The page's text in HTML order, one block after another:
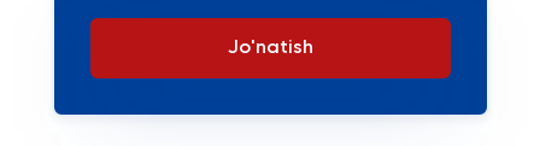
Jo'natish